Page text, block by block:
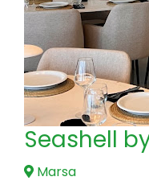
Seashell
Marsa